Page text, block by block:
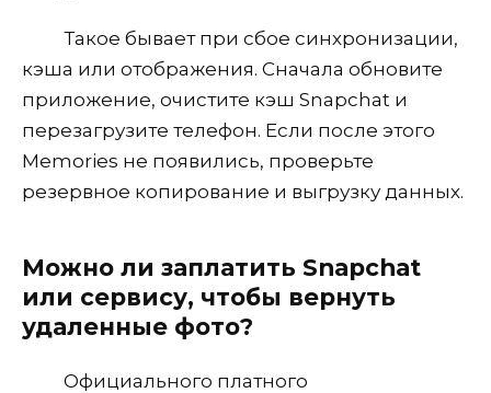
Такое бывает при сбое синхронизации,
кэша или отображения. Сначала обновите
приложение, очистите кэш Snapchat и
перезагрузите телефон. Если после этого
Memories не появились, проверьте
резервное копирование и выгрузку данных.
Можно ли заплатить Snapchat
или сервису, чтобы вернуть
удаленные фото?
Официального платного